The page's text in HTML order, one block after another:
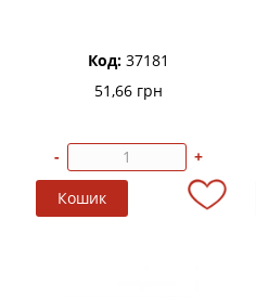
Код: 37181
51,66 грн
- +